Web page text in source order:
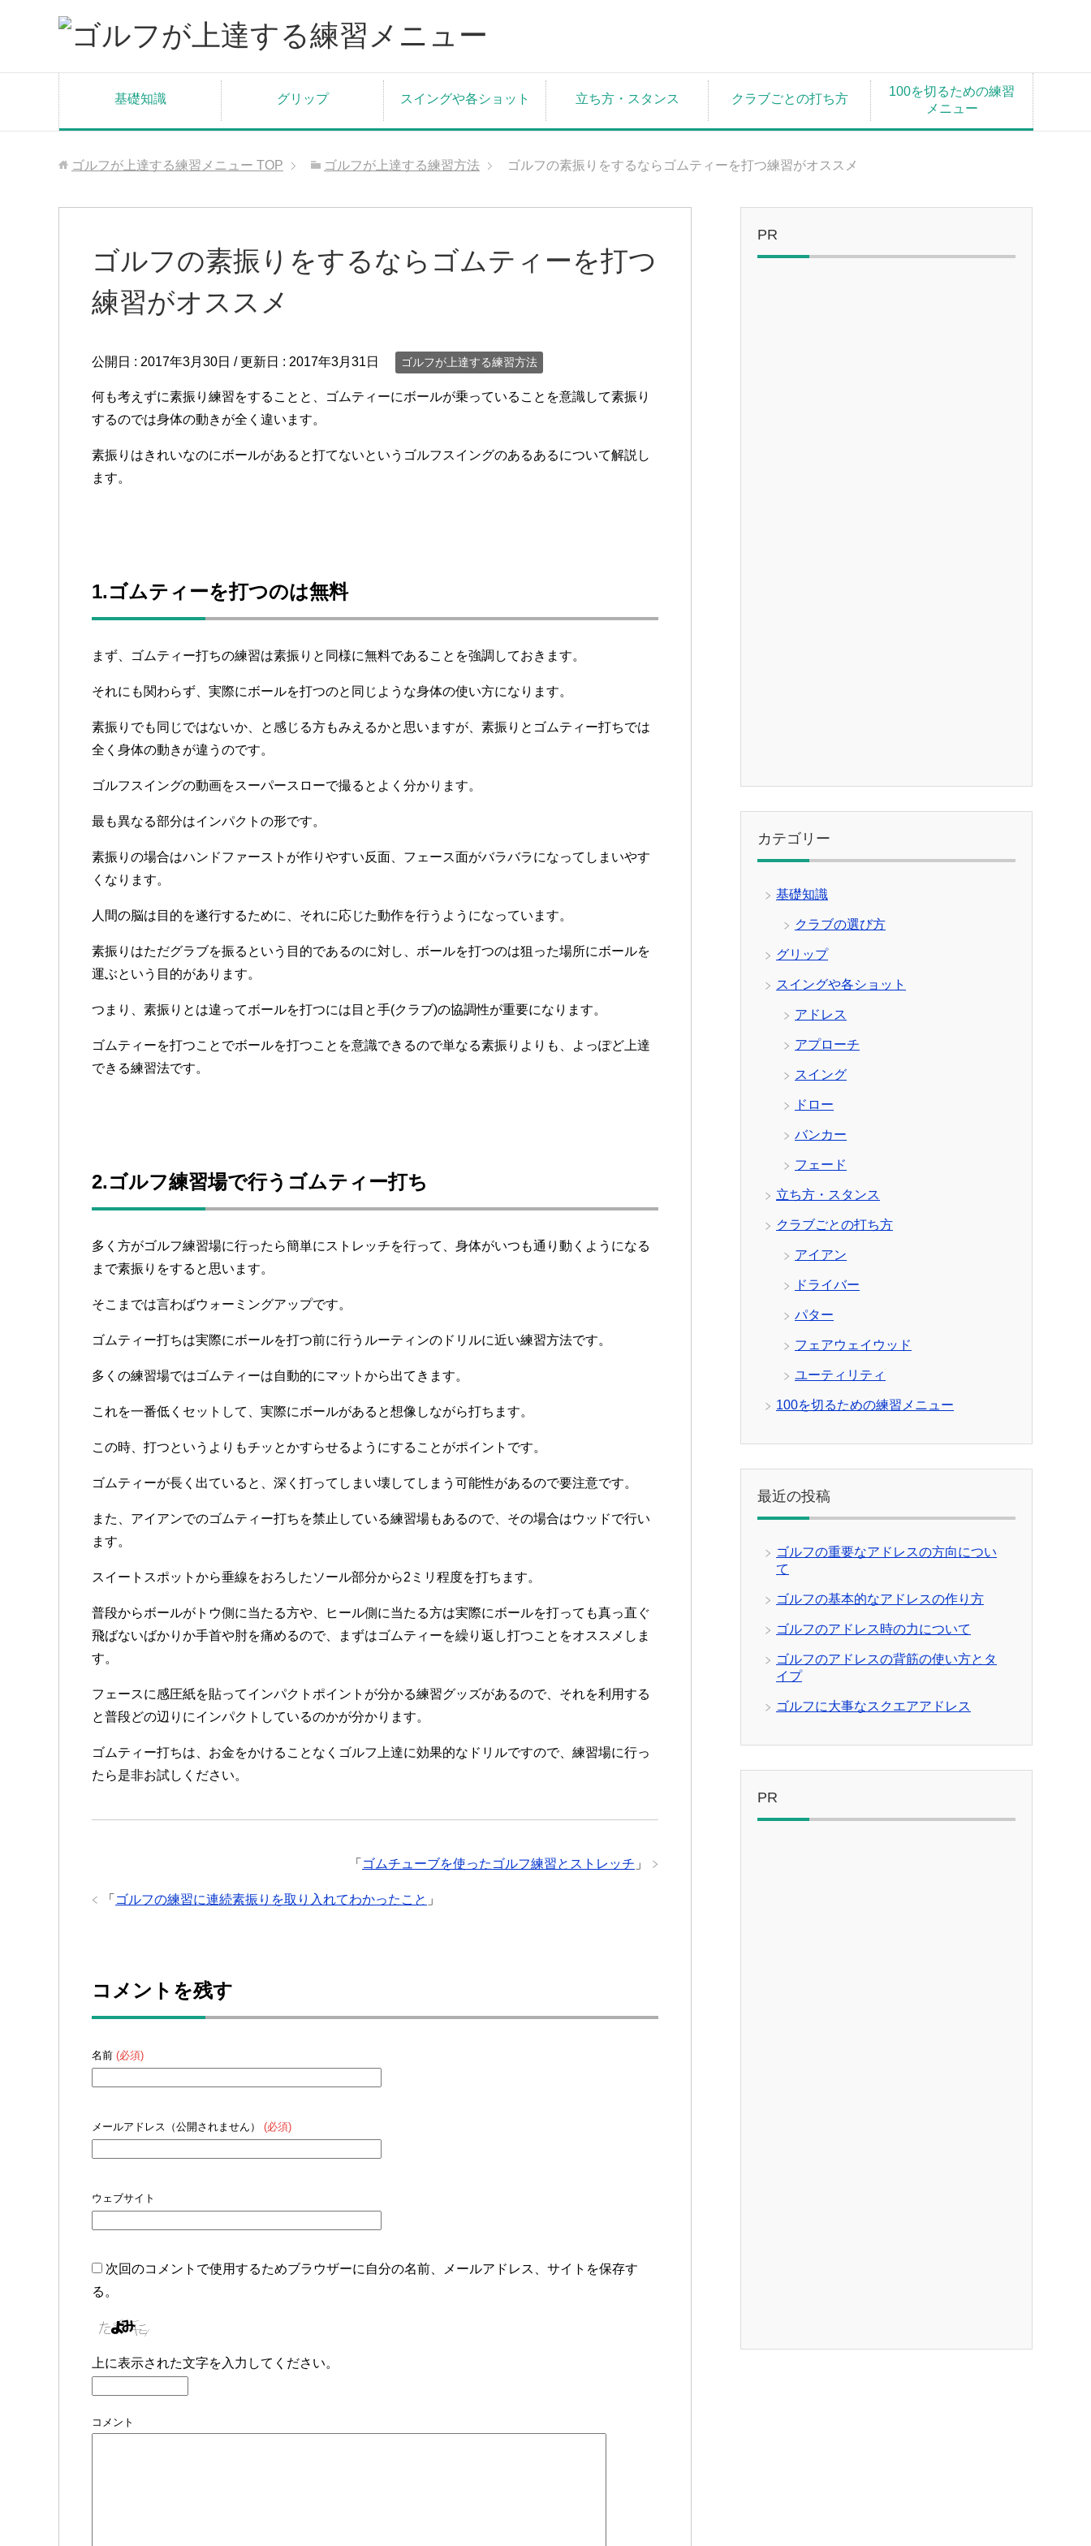
基礎知識 グリップ スイングや各ショット 立ち方・スタンス クラブごとの打ち方
100を切るための練習
メニュー
ゴルフが上達する練習メニュー TOP ゴルフが上達する練習方法 ゴルフの素振りをするならゴムティーを打つ練習がオススメ
ゴルフの素振りをするならゴムティーを打つ
練習がオススメ
公開日 : 2017年3月30日 / 更新日 : 2017年3月31日 ゴルフが上達する練習方法
何も考えずに素振り練習をすることと、ゴムティーにボールが乗っていることを意識して素振り
するのでは身体の動きが全く違います。
素振りはきれいなのにボールがあると打てないというゴルフスイングのあるあるについて解説し
ます。
1.ゴムティーを打つのは無料
まず、ゴムティー打ちの練習は素振りと同様に無料であることを強調しておきます。
それにも関わらず、実際にボールを打つのと同じような身体の使い方になります。
素振りでも同じではないか、と感じる方もみえるかと思いますが、素振りとゴムティー打ちでは
全く身体の動きが違うのです。
ゴルフスイングの動画をスーパースローで撮るとよく分かります。
最も異なる部分はインパクトの形です。
素振りの場合はハンドファーストが作りやすい反面、フェース面がバラバラになってしまいやす
くなります。
人間の脳は目的を遂行するために、それに応じた動作を行うようになっています。
素振りはただグラブを振るという目的であるのに対し、ボールを打つのは狙った場所にボールを
運ぶという目的があります。
つまり、素振りとは違ってボールを打つには目と手(クラブ)の協調性が重要になります。
ゴムティーを打つことでボールを打つことを意識できるので単なる素振りよりも、よっぽど上達
できる練習法です。
2.ゴルフ練習場で行うゴムティー打ち
多く方がゴルフ練習場に行ったら簡単にストレッチを行って、身体がいつも通り動くようになる
まで素振りをすると思います。
そこまでは言わばウォーミングアップです。
ゴムティー打ちは実際にボールを打つ前に行うルーティンのドリルに近い練習方法です。
多くの練習場ではゴムティーは自動的にマットから出てきます。
これを一番低くセットして、実際にボールがあると想像しながら打ちます。
この時、打つというよりもチッとかすらせるようにすることがポイントです。
ゴムティーが長く出ていると、深く打ってしまい壊してしまう可能性があるので要注意です。
また、アイアンでのゴムティー打ちを禁止している練習場もあるので、その場合はウッドで行い
ます。
スイートスポットから垂線をおろしたソール部分から2ミリ程度を打ちます。
普段からボールがトウ側に当たる方や、ヒール側に当たる方は実際にボールを打っても真っ直ぐ
飛ばないばかりか手首や肘を痛めるので、まずはゴムティーを繰り返し打つことをオススメしま
す。
フェースに感圧紙を貼ってインパクトポイントが分かる練習グッズがあるので、それを利用する
と普段どの辺りにインパクトしているのかが分かります。
ゴムティー打ちは、お金をかけることなくゴルフ上達に効果的なドリルですので、練習場に行っ
たら是非お試しください。
「 ゴムチューブを使ったゴルフ練習とストレッチ 」
「 ゴルフの練習に連続素振りを取り入れてわかったこと 」
コメントを残す
名前 (必須)
メールアドレス（公開されません） (必須)
ウェブサイト
次回のコメントで使用するためブラウザーに自分の名前、メールアドレス、サイトを保存す
る。
上に表示された文字を入力してください。
コメント
PR
カテゴリー
基礎知識
クラブの選び方
グリップ
スイングや各ショット
アドレス
アプローチ
スイング
ドロー
バンカー
フェード
立ち方・スタンス
クラブごとの打ち方
アイアン
ドライバー
パター
フェアウェイウッド
ユーティリティ
100を切るための練習メニュー
最近の投稿
ゴルフの重要なアドレスの方向につい
て
ゴルフの基本的なアドレスの作り方
ゴルフのアドレス時の力について
ゴルフのアドレスの背筋の使い方とタ
イプ
ゴルフに大事なスクエアアドレス
PR